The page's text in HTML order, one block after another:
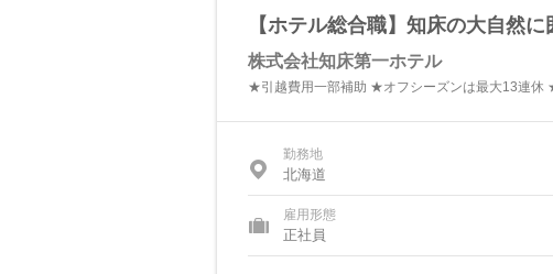
【ホテル総合職】知床の大自然
株式会社知床第一ホテル
★引越費用一部補助 ★オフシーズンは最大13連休
勤務地
北海道
雇用形態
正社員